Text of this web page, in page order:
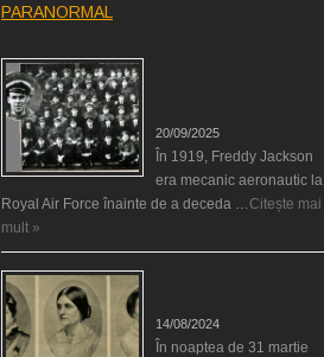
PARANORMAL
20/09/2025
În 1919, Freddy Jackson
era mecanic aeronautic la
Royal Air Force înainte de a deceda …Citește mai
mult »
14/08/2024
În noaptea de 31 martie